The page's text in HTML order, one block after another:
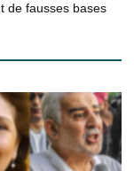
de fausses bases